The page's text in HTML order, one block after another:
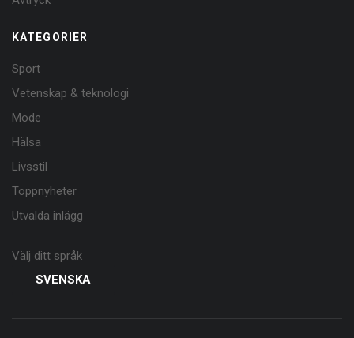
KATEGORIER
Sport
Vetenskap & teknologi
Mode
Hälsa
Livsstil
Toppnyheter
Utvalda inlägg
Välj ditt språk
SVENSKA